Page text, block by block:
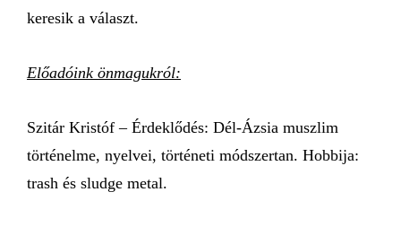
keresik a választ.
Előadóink önmagukról:
Szitár Kristóf – Érdeklődés: Dél-Ázsia muszlim
történelme, nyelvei, történeti módszertan. Hobbija:
trash és sludge metal.